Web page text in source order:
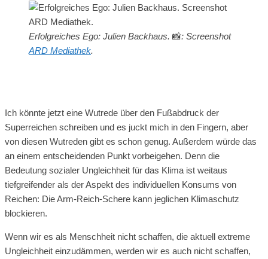
Erfolgreiches Ego: Julien Backhaus. 📸: Screenshot
ARD Mediathek.
Ich könnte jetzt eine Wutrede über den Fußabdruck der
Superreichen schreiben und es juckt mich in den Fingern, aber
von diesen Wutreden gibt es schon genug. Außerdem würde das
an einem entscheidenden Punkt vorbeigehen. Denn die
Bedeutung sozialer Ungleichheit für das Klima ist weitaus
tiefgreifender als der Aspekt des individuellen Konsums von
Reichen: Die Arm-Reich-Schere kann jeglichen Klimaschutz
blockieren.
Wenn wir es als Menschheit nicht schaffen, die aktuell extreme
Ungleichheit einzudämmen, werden wir es auch nicht schaffen,